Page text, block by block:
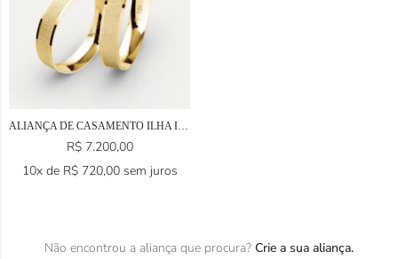
ALIANÇA DE CASAMENTO ILHA ITÁLIA EM OURO 18K
R$7.200,00
10x de R$720,00 sem juros
Não encontrou a aliança que procura? Crie a sua aliança.